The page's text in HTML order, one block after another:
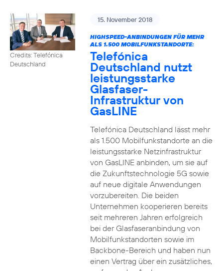
Credits: Telefónica
Deutschland
15. November 2018
HIGHSPEED-ANBINDUNGEN FÜR MEHR
ALS 1.500 MOBILFUNKSTANDORTE:
Telefónica
Deutschland nutzt
leistungsstarke
Glasfaser-
Infrastruktur von
GasLINE
Telefónica Deutschland lässt mehr
als 1.500 Mobilfunkstandorte an die
leistungsstarke Netzinfrastruktur
von GasLINE anbinden, um sie auf
die Zukunftstechnologie 5G sowie
auf neue digitale Anwendungen
vorzubereiten. Die beiden
Unternehmen kooperieren bereits
seit mehreren Jahren erfolgreich
bei der Glasfaseranbindung von
Mobilfunkstandorten sowie im
Backbone-Bereich und haben nun
einen Vertrag über ein zusätzliches,